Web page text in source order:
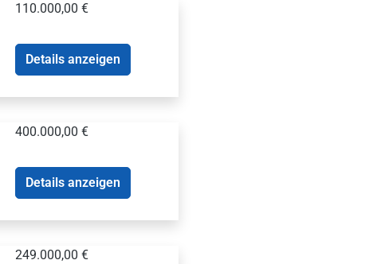
110.000,00 €
Details anzeigen
400.000,00 €
Details anzeigen
249.000,00 €